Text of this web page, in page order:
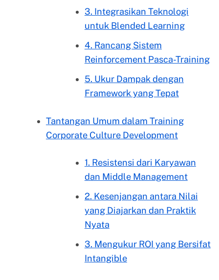
3. Integrasikan Teknologi
untuk Blended Learning
4. Rancang Sistem
Reinforcement Pasca-Training
5. Ukur Dampak dengan
Framework yang Tepat
Tantangan Umum dalam Training
Corporate Culture Development
1. Resistensi dari Karyawan
dan Middle Management
2. Kesenjangan antara Nilai
yang Diajarkan dan Praktik
Nyata
3. Mengukur ROI yang Bersifat
Intangible